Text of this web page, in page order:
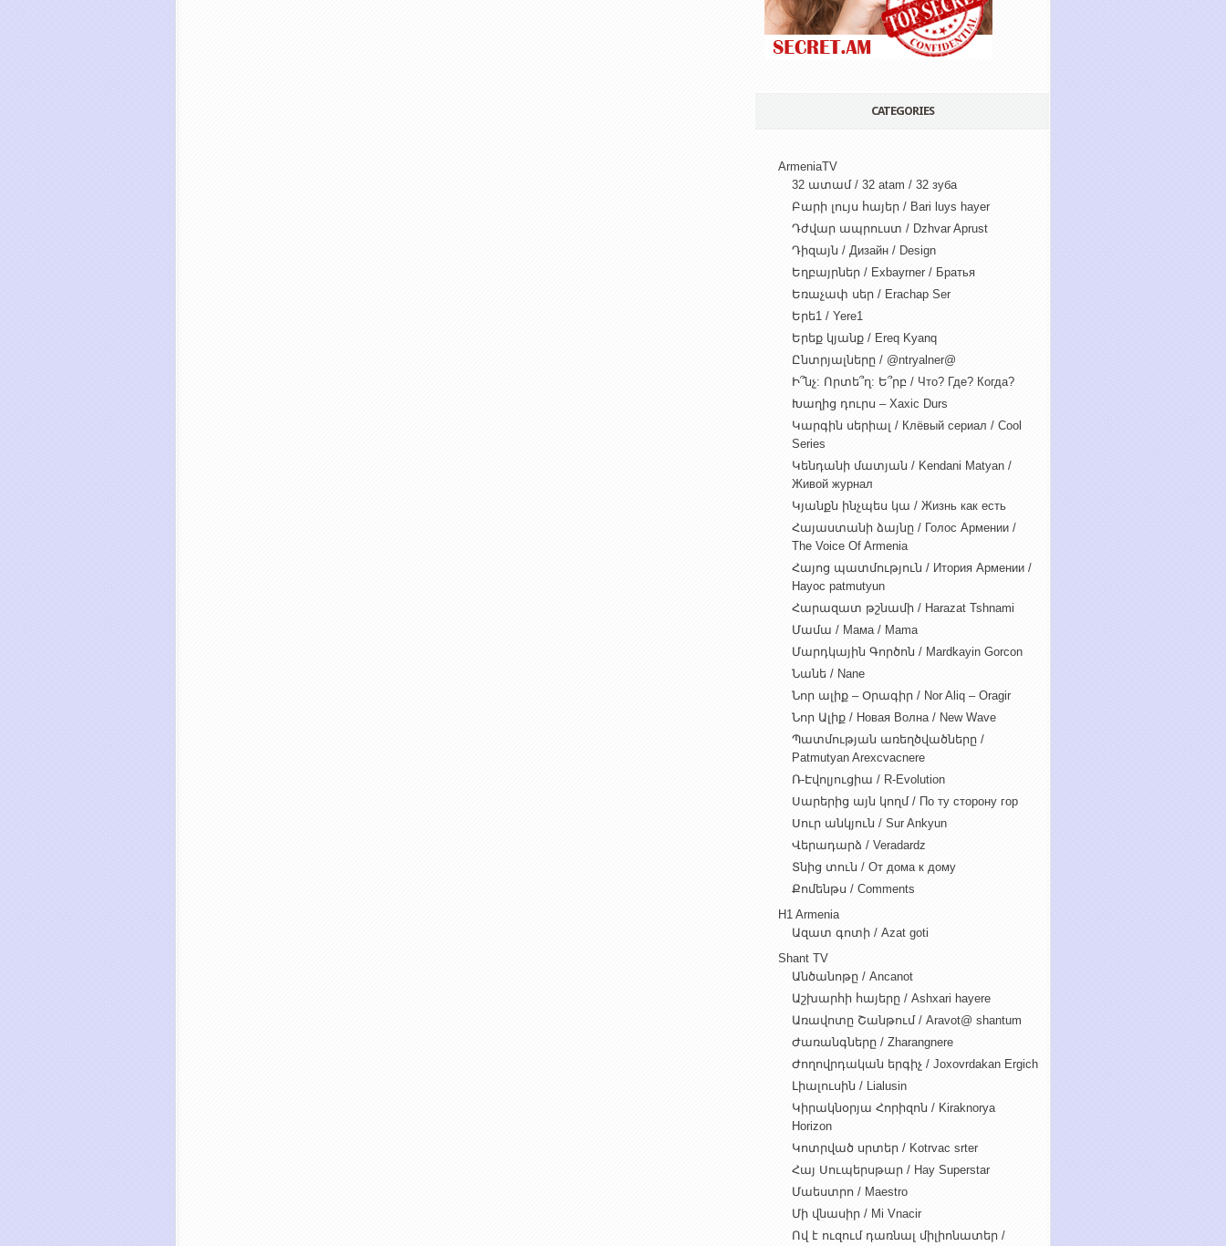
CATEGORIES
ArmeniaTV
32 ատամ / 32 atam / 32 зуба
Բարի լույս հայեր / Bari luys hayer
Դժվար ապրուստ / Dzhvar Aprust
Դիզայն / Дизайн / Design
Եղբայրներ / Exbayrner / Братья
Եռաչափ սեր / Erachap Ser
Երե1 / Yere1
Երեք կյանք / Ereq Kyanq
Ընտրյալները / @ntryalner@
Ի՞նչ: Որտե՞ղ: Ե՞րբ / Что? Где? Когда?
Խաղից դուրս – Xaxic Durs
Կարգին սերիալ / Клёвый сериал / Cool
Series
Կենդանի մատյան / Kendani Matyan /
Живой журнал
Կյանքն ինչպես կա / Жизнь как есть
Հայաստանի ձայնը / Голос Армении /
The Voice Of Armenia
Հայոց պատմություն / Итория Армении /
Hayoc patmutyun
Հարազատ թշնամի / Harazat Tshnami
Մամա / Мама / Mama
Մարդկային Գործոն / Mardkayin Gorcon
Նանե / Nane
Նոր ալիք – Օրագիր / Nor Aliq – Oragir
Նոր Ալիք / Новая Волна / New Wave
Պատմության առեղծվածները /
Patmutyan Arexcvacnere
Ռ-Էվոլյուցիա / R-Evolution
Սարերից այն կողմ / По ту сторону гор
Սուր անկյուն / Sur Ankyun
Վերադարձ / Veradardz
Տնից տուն / От дома к дому
Քոմենթս / Comments
H1 Armenia
Ազատ գոտի / Azat goti
Shant TV
Անծանոթը / Ancanot
Աշխարհի հայերը / Ashxari hayere
Առավոտը Շանթում / Aravot@ shantum
Ժառանգները / Zharangnere
Ժողովրդական երգիչ / Joxovrdakan Ergich
Լիալուսին / Lialusin
Կիրակնօրյա Հորիզոն / Kiraknorya
Horizon
Կոտրված սրտեր / Kotrvac srter
Հայ Սուպերսթար / Hay Superstar
Մաեստրո / Maestro
Մի վնասիր / Mi Vnacir
Ով է ուզում դառնալ միլիոնատեր /